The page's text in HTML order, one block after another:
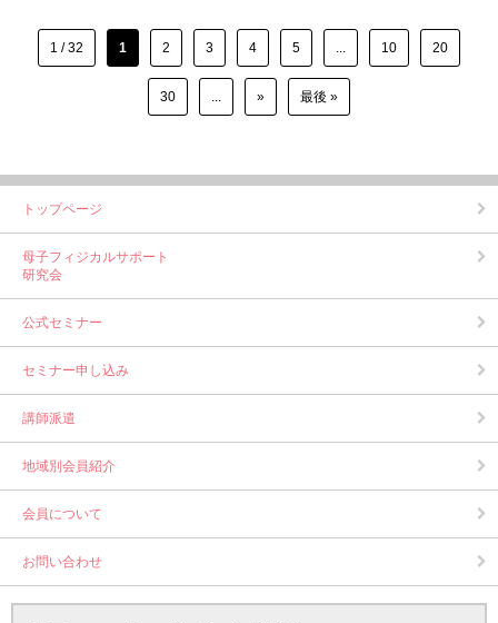
1 / 32 1 2 3 4 5 ... 10 20
30 ... » 最後 »
トップページ
母子フィジカルサポート
研究会
公式セミナー
セミナー申し込み
講師派遣
地域別会員紹介
会員について
お問い合わせ